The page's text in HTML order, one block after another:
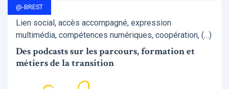
@-BREST
Lien social, accès accompagné, expression
multimédia, compétences numériques, coopération, (…)
Des podcasts sur les parcours, formation et
métiers de la transition